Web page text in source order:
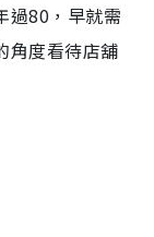
過80，早就需
角度看待店舖